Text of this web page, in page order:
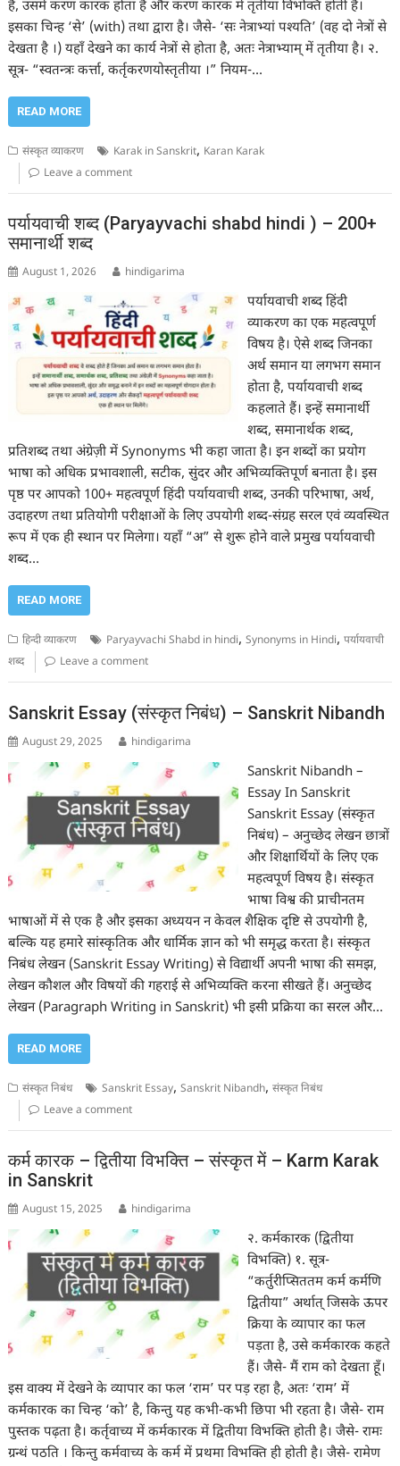
है, उसमें करण कारक होता है और करण कारक में तृतीया विभक्ति होती है।
इसका चिन्ह ‘से’ (with) तथा द्वारा है। जैसे- ‘सः नेत्राभ्यां पश्यति’ (वह दो नेत्रों से
देखता है ।) यहाँ देखने का कार्य नेत्रों से होता है, अतः नेत्राभ्याम् में तृतीया है। २.
सूत्र- “स्वतन्त्रः कर्त्ता, कर्तृकरणयोस्तृतीया ।” नियम-…
READ MORE
संस्कृत व्याकरण Karak in Sanskrit, Karan Karak
Leave a comment
पर्यायवाची शब्द (Paryayvachi shabd hindi ) – 200+
समानार्थी शब्द
August 1, 2026 hindigarima
पर्यायवाची शब्द हिंदी
व्याकरण का एक महत्वपूर्ण
विषय है। ऐसे शब्द जिनका
अर्थ समान या लगभग समान
होता है, पर्यायवाची शब्द
कहलाते हैं। इन्हें समानार्थी
शब्द, समानार्थक शब्द,
प्रतिशब्द तथा अंग्रेज़ी में Synonyms भी कहा जाता है। इन शब्दों का प्रयोग
भाषा को अधिक प्रभावशाली, सटीक, सुंदर और अभिव्यक्तिपूर्ण बनाता है। इस
पृष्ठ पर आपको 100+ महत्वपूर्ण हिंदी पर्यायवाची शब्द, उनकी परिभाषा, अर्थ,
उदाहरण तथा प्रतियोगी परीक्षाओं के लिए उपयोगी शब्द-संग्रह सरल एवं व्यवस्थित
रूप में एक ही स्थान पर मिलेगा। यहाँ “अ” से शुरू होने वाले प्रमुख पर्यायवाची
शब्द…
READ MORE
हिन्दी व्याकरण Paryayvachi Shabd in hindi,Synonyms in Hindi,पर्यायवाची
शब्द
Leave a comment
Sanskrit Essay (संस्कृत निबंध) – Sanskrit Nibandh
August 29, 2025 hindigarima
Sanskrit Nibandh –
Essay In Sanskrit
Sanskrit Essay (संस्कृत
निबंध) – अनुच्छेद लेखन छात्रों
और शिक्षार्थियों के लिए एक
महत्वपूर्ण विषय है। संस्कृत
भाषा विश्व की प्राचीनतम
भाषाओं में से एक है और इसका अध्ययन न केवल शैक्षिक दृष्टि से उपयोगी है,
बल्कि यह हमारे सांस्कृतिक और धार्मिक ज्ञान को भी समृद्ध करता है। संस्कृत
निबंध लेखन (Sanskrit Essay Writing) से विद्यार्थी अपनी भाषा की समझ,
लेखन कौशल और विषयों की गहराई से अभिव्यक्ति करना सीखते हैं। अनुच्छेद
लेखन (Paragraph Writing in Sanskrit) भी इसी प्रक्रिया का सरल और…
READ MORE
संस्कृत निबंध Sanskrit Essay,Sanskrit Nibandh,संस्कृत निबंध
Leave a comment
कर्म कारक – द्वितीया विभक्ति – संस्कृत में – Karm Karak
in Sanskrit
August 15, 2025 hindigarima
२. कर्मकारक (द्वितीया
विभक्ति) १. सूत्र-
“कर्तुरीप्सिततम कर्म कर्मणि
द्वितीया” अर्थात् जिसके ऊपर
क्रिया के व्यापार का फल
पड़ता है, उसे कर्मकारक कहते
हैं। जैसे- मैं राम को देखता हूँ।
इस वाक्य में देखने के व्यापार का फल ‘राम’ पर पड़ रहा है, अतः ‘राम’ में
कर्मकारक का चिन्ह ‘को’ है, किन्तु यह कभी-कभी छिपा भी रहता है। जैसे- राम
पुस्तक पढ़ता है। कर्तृवाच्य में कर्मकारक में द्वितीया विभक्ति होती है। जैसे- रामः
ग्रन्थं पठति । किन्तु कर्मवाच्य के कर्म में प्रथमा विभक्ति ही होती है। जैसे- रामेण